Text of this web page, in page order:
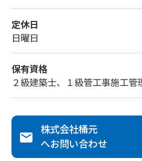
定休日
日曜日
保有資格
２級建築士、１級管工事施工管
株式会社桶元
へお問い合わせ